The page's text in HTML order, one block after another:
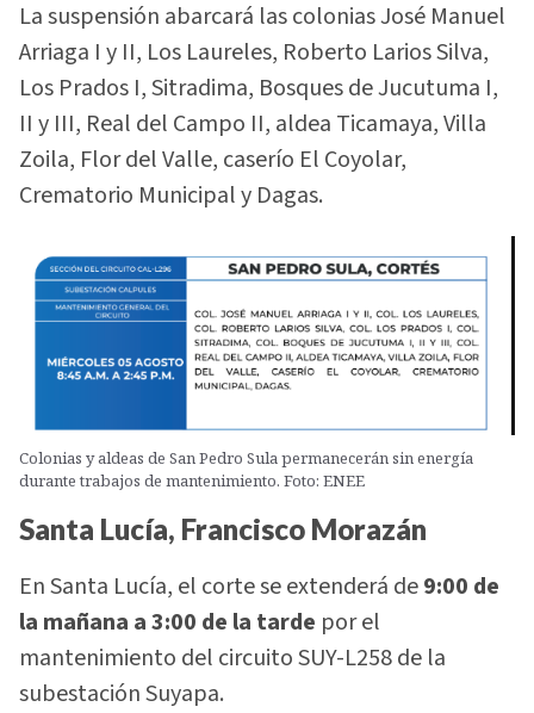
La suspensión abarcará las colonias José Manuel
Arriaga I y II, Los Laureles, Roberto Larios Silva,
Los Prados I, Sitradima, Bosques de Jucutuma I,
II y III, Real del Campo II, aldea Ticamaya, Villa
Zoila, Flor del Valle, caserío El Coyolar,
Crematorio Municipal y Dagas.
Colonias y aldeas de San Pedro Sula permanecerán sin energía
durante trabajos de mantenimiento. Foto: ENEE
Santa Lucía, Francisco Morazán
En Santa Lucía, el corte se extenderá de9:00 de
la mañana a 3:00 de la tarde por el
mantenimiento del circuito SUY-L258 de la
subestación Suyapa.